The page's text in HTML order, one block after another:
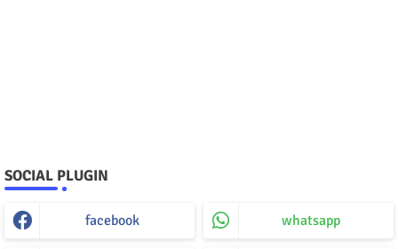
SOCIAL PLUGIN
facebook whatsapp